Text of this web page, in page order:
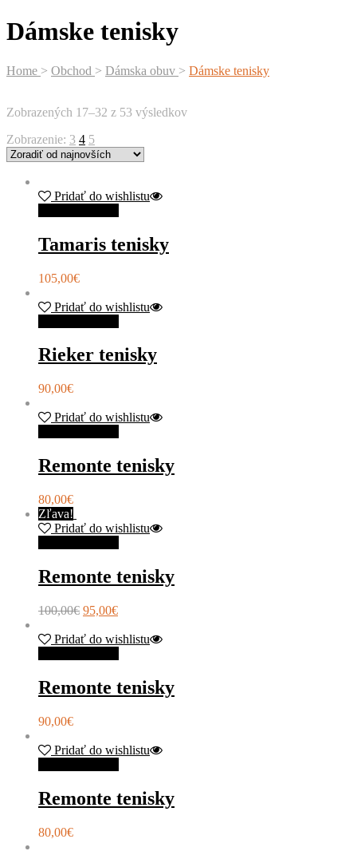
Dámske tenisky
Home > Obchod > Dámska obuv > Dámske tenisky
Zobrazených 17–32 z 53 výsledkov
Zobrazenie: 3 4 5
Pridať do wishlistu
Tamaris tenisky
105,00€
Pridať do wishlistu
Rieker tenisky
90,00€
Pridať do wishlistu
Remonte tenisky
80,00€
Zľava!
Pridať do wishlistu
Remonte tenisky
100,00€ 95,00€
Pridať do wishlistu
Remonte tenisky
90,00€
Pridať do wishlistu
Remonte tenisky
80,00€